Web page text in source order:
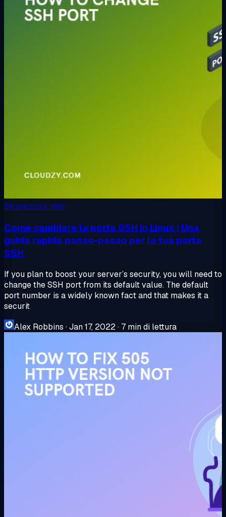
Sicurezza e rete
Come cambiare la porta SSH in Linux | Una
guida rapida passo-passo per la tua porta
SSH
If you plan to boost your server’s security, you will need to
change the SSH port from its default value. The default
port number is a widely known fact and that makes it a
securit
Alex Robbins ·Jan 17, 2022· 7 min di lettura